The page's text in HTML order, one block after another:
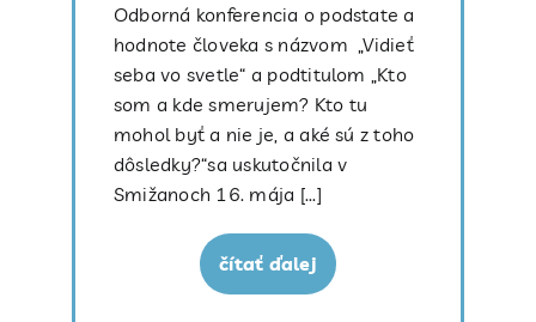
Odborná konferencia o podstate a
hodnote človeka s názvom „Vidieť
seba vo svetle“ a podtitulom „Kto
som a kde smerujem? Kto tu
mohol byť a nie je, a aké sú z toho
dôsledky?“sa uskutočnila v
Smižanoch 16. mája [...]
čítať ďalej